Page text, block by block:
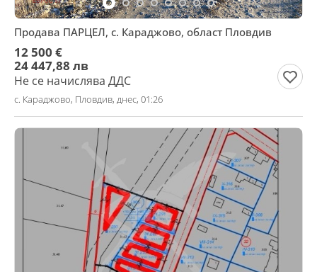
Продава ПАРЦЕЛ, с. Караджово, област Пловдив
12 500 €
24 447,88 лв
Не се начислява ДДС
с. Караджово, Пловдив, днес, 01:26